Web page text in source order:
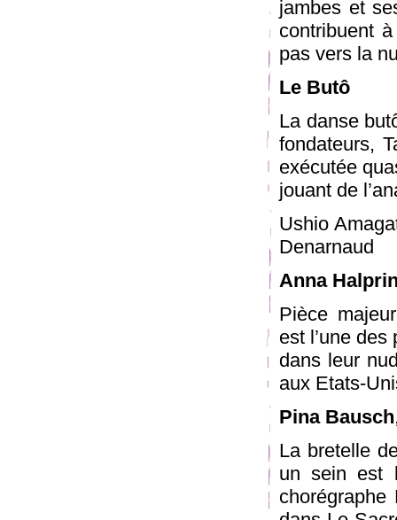
jambes et
contribuent
pas vers la
Le Butô
La danse
fondateurs,
exécutée
jouant de
Ushio
Denarnaud
Anna
Pièce
est l’une
dans leur
aux Etats-
Pina Bausch
La bretelle
un sein est
chorégraphe